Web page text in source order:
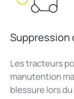
Suppression
Les tracteurs
manutention
blessure lors